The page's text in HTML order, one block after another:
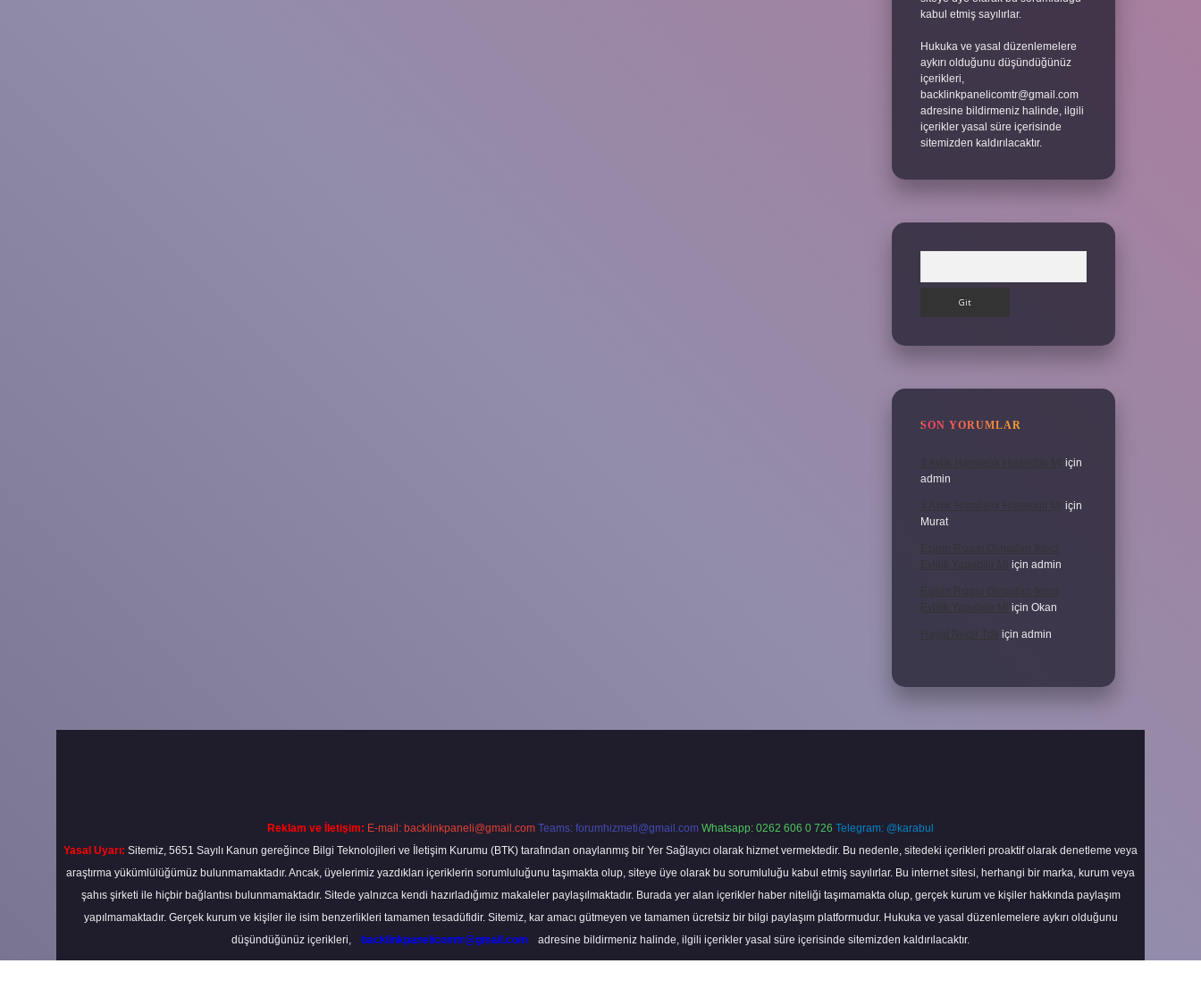
kabul etmiş sayılırlar.
Hukuka ve yasal düzenlemelere
aykırı olduğunu düşündüğünüz
içerikleri,
backlinkpanelicomtr@gmail.com
adresine bildirmeniz halinde, ilgili
içerikler yasal süre içerisinde
sitemizden kaldırılacaktır.
SON YORUMLAR
3 Aylık Hamilelik Hissedilir Mi
için
admin
3 Aylık Hamilelik Hissedilir Mi için
Murat
Eşinin Rızası Olmadan Ikinci
Evlilik Yapabilir Mi için admin
Eşinin Rızası Olmadan Ikinci
Evlilik Yapabilir Mi için Okan
Haşat Nedir Tdk için admin
Reklam ve İletişim: E-mail: backlinkpaneli@gmail.com Teams: forumhizmeti@gmail.com Whatsapp: 0262 606 0 726 Telegram: @karabul
Yasal Uyarı: Sitemiz, 5651 Sayılı Kanun gereğince Bilgi Teknolojileri ve İletişim Kurumu (BTK) tarafından onaylanmış bir Yer Sağlayıcı olarak hizmet vermektedir. Bu nedenle, sitedeki içerikleri proaktif olarak denetleme veya
araştırma yükümlülüğümüz bulunmamaktadır. Ancak, üyelerimiz yazdıkları içeriklerin sorumluluğunu taşımakta olup, siteye üye olarak bu sorumluluğu kabul etmiş sayılırlar. Bu internet sitesi, herhangi bir marka, kurum veya
şahıs şirketi ile hiçbir bağlantısı bulunmamaktadır. Sitede yalnızca kendi hazırladığımız makaleler paylaşılmaktadır. Burada yer alan içerikler haber niteliği taşımamakta olup, gerçek kurum ve kişiler hakkında paylaşım
yapılmamaktadır. Gerçek kurum ve kişiler ile isim benzerlikleri tamamen tesadüfidir. Sitemiz, kar amacı gütmeyen ve tamamen ücretsiz bir bilgi paylaşım platformudur. Hukuka ve yasal düzenlemelere aykırı olduğunu
düşündüğünüz içerikleri,
backlinkpanelicomtr@gmail.com adresine bildirmeniz halinde, ilgili içerikler yasal süre içerisinde sitemizden kaldırılacaktır.